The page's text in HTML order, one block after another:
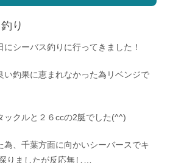
Blog
Link
り
にシーバス釣りに行ってきました！
い釣果に恵まれなかった為リベンジで
ックルと２６ccの2艇でした(^^)
為、千葉方面に向かいシーバースでキ
りましたが反応無し…